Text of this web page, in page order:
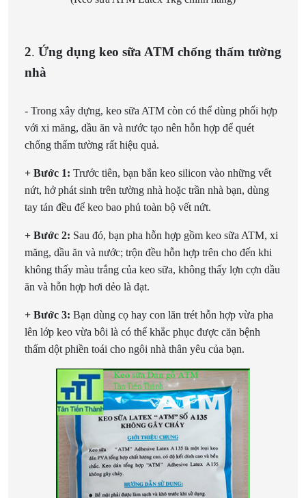
2. Ứng dụng keo sữa ATM chống thấm tường
nhà
- Trong xây dựng, keo sữa ATM còn có thể dùng phối hợp
với xi măng, dầu ăn và nước tạo nên hỗn hợp để quét
chống thấm tường rất hiệu quả.
+ Bước 1: Trước tiên, bạn bắn keo silicon vào những vết
nứt, hở phát sinh trên tường nhà hoặc trần nhà bạn, dùng
tay tán đều để keo bao phủ toàn bộ vết nứt.
+ Bước 2: Sau đó, bạn pha hỗn hợp gồm keo sữa ATM, xi
măng, dầu ăn và nước; trộn đều hỗn hợp trên cho đến khi
không thấy màu trắng của keo sữa, không thấy lợn cợn dầu
ăn và hỗn hợp hơi dẻo là đạt.
+ Bước 3: Bạn dùng cọ hay con lăn trét hỗn hợp vừa pha
lên lớp keo vừa bôi là có thể khắc phục được căn bệnh
thấm dột phiền toái cho ngôi nhà thân yêu của bạn.